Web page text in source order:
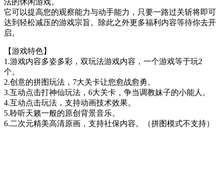
法的休闲游戏。
它可以提高您的观察能力与动手能力，只要一路过关斩将即可
达到轻松减压的游戏宗旨。除此之外更多福利内容等待你去开
启。
【游戏特色】
1.游戏内容多姿多彩，双玩法游戏内容，一个游戏等于玩2
个。
2.创意的拼图玩法，7大关卡让您愈战愈勇。
3.互动点击打神仙玩法，6大关卡，争当调教妹子的小能人。
4.互动点击玩法，支持动画技术效果。
5.聆听天籁一般的原创背景音乐。
6.二次元精美高清原画，支持社保内容。（拼图模式不支持）